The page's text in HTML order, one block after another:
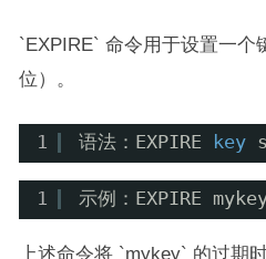
`EXPIRE` 命令用于设置一个
位）。
1 语法：EXPIRE key
1 示例：EXPIRE
上述命令将 `mykey` 的过期